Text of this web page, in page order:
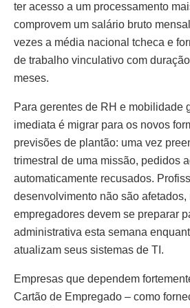
ter acesso a um processamento
comprovem um salário bruto
vezes a média nacional tcheca e
de trabalho vinculativo com
meses.
Para gerentes de RH e mobilidade
imediata é migrar para os novos
previsões de plantão: uma vez
trimestral de uma missão, pedidos
automaticamente recusados.
desenvolvimento não são afetados,
empregadores devem se preparar
administrativa esta semana
atualizam seus sistemas de TI.
Empresas que dependem
Cartão de Empregado – como